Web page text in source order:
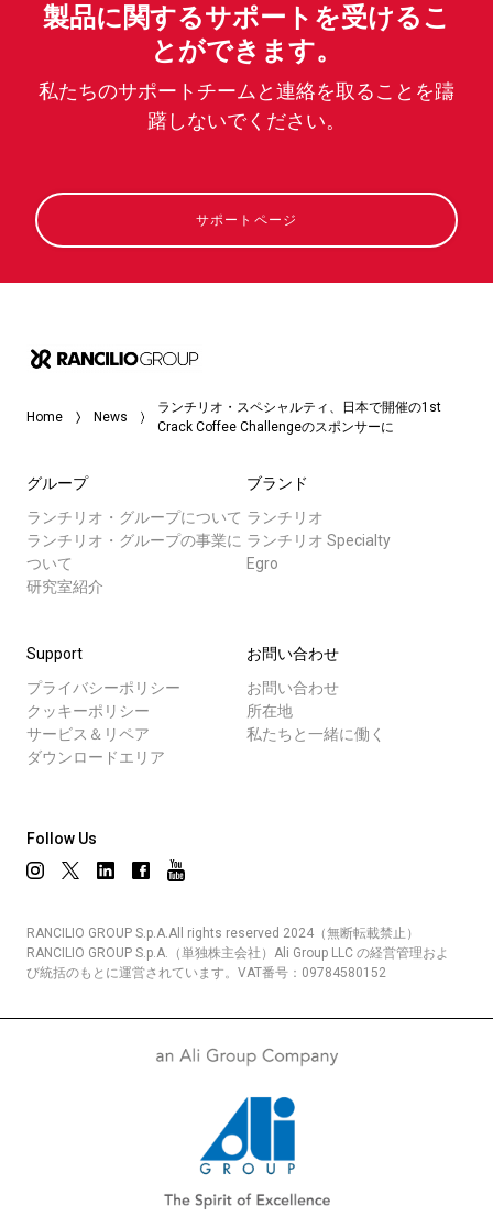
製品に関するサポートを受けるこ
とができます。
私たちのサポートチームと連絡を取ることを躊
躇しないでください。
サポートページ
Home News
ランチリオ・スペシャルティ、日本で開催の1st
Crack Coffee Challengeのスポンサーに
グループ
ランチリオ・グループについて
ランチリオ・グループの事業に
ついて
研究室紹介
ブランド
ランチリオ
ランチリオ Specialty
Egro
Support
プライバシーポリシー
クッキーポリシー
サービス＆リペア
ダウンロードエリア
お問い合わせ
お問い合わせ
所在地
私たちと一緒に働く
Follow Us
RANCILIO GROUP S.p.A.All rights reserved 2024（無断転載禁止）
RANCILIO GROUP S.p.A.（単独株主会社）Ali Group LLC の経営管理およ
び統括のもとに運営されています。VAT番号：09784580152